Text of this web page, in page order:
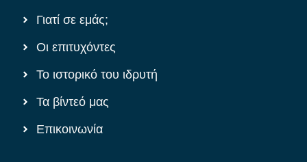
Γιατί σε εμάς;
Οι επιτυχόντες
Το ιστορικό του ιδρυτή
Τα βίντεό μας
Επικοινωνία